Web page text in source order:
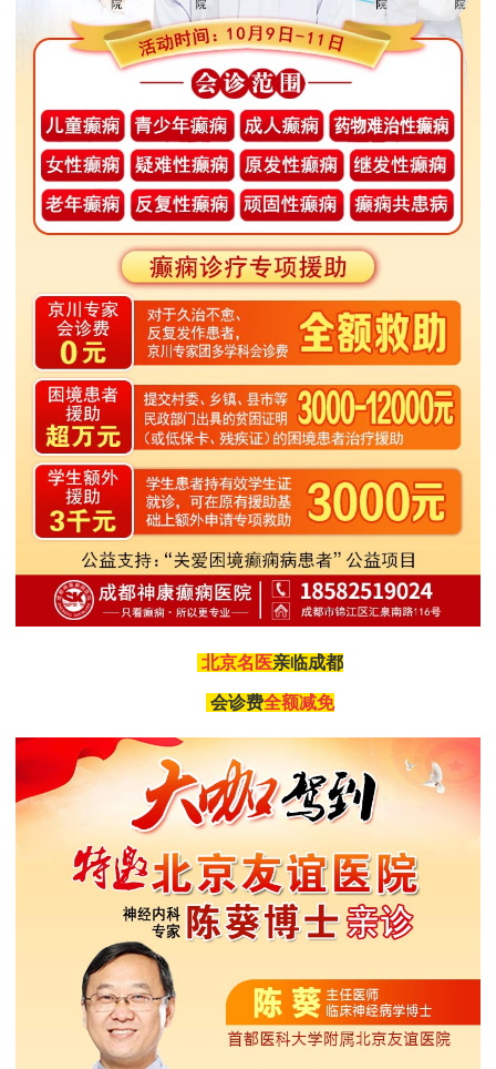
北京名医亲临成都
会诊费全额减免